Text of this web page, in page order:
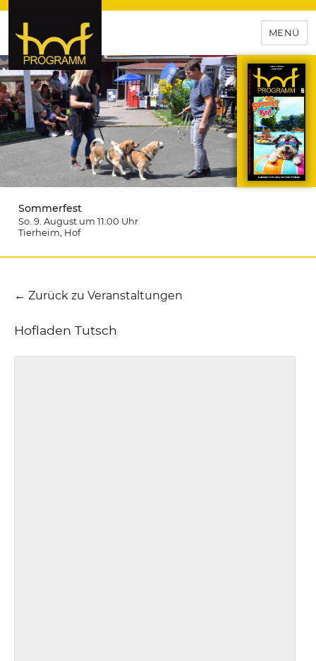
hof-programm – das
Veranstaltungsportal für
Hochfranken
MENÜ
Sommerfest
So. 9. August um 11:00 Uhr
Tierheim , Hof
← Zurück zu Veranstaltungen
Hofladen Tutsch